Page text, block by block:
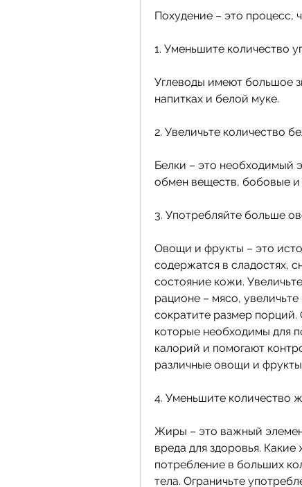
Похудение – это процесс,
1. Уменьшите количество
Углеводы имеют большое
напитках и белой муке.
2. Увеличьте количество
Белки – это необходимый
обмен веществ, бобовые и
3. Употребляйте больше
Овощи и фрукты – это
содержатся в сладостях,
состояние кожи.
рационе – мясо,
сократите размер
которые необходимы для
калорий и помогают
различные овощи и
4. Уменьшите количество
Жиры – это важный
вреда для здоровья.
потребление в больших
тела. Ограничьте